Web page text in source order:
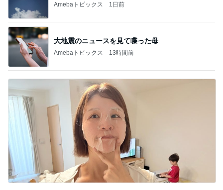
Amebaトピックス 1日前
大地震のニュースを見て喋った母
Amebaトピックス 13時間前